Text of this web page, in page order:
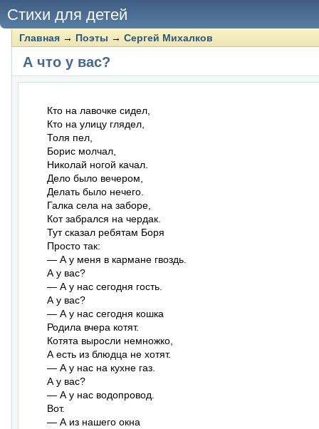
Стихи для детей
Главная → Поэты → Сергей Михалков
А что у вас?
Кто на лавочке сидел,
Кто на улицу глядел,
Толя пел,
Борис молчал,
Николай ногой качал.
Дело было вечером,
Делать было нечего.
Галка села на заборе,
Кот забрался на чердак.
Тут сказал ребятам Боря
Просто так:
— А у меня в кармане гвоздь.
А у вас?
— А у нас сегодня гость.
А у вас?
— А у нас сегодня кошка
Родила вчера котят.
Котята выросли немножко,
А есть из блюдца не хотят.
— А у нас на кухне газ.
А у вас?
— А у нас водопровод.
Вот.
— А из нашего окна